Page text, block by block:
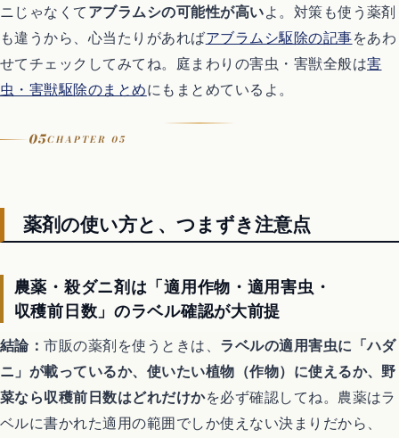
ニじゃなくてアブラムシの可能性が高いよ。対策も使う薬剤
も違うから、心当たりがあればアブラムシ駆除の記事をあわ
せてチェックしてみてね。庭まわりの害虫・害獣全般は害
虫・害獣駆除のまとめにもまとめているよ。
05CHAPTER 05
薬剤の使い方と、つまずき注意点
農薬・殺ダニ剤は「適用作物・適用害虫・
収穫前日数」のラベル確認が大前提
結論：市販の薬剤を使うときは、 ラベルの適用害虫に「ハダ
ニ」が載っているか、使いたい植物（作物）に使えるか、野
菜なら収穫前日数はどれだけかを必ず確認してね。農薬はラ
ベルに書かれた適用の範囲でしか使えない決まりだから、